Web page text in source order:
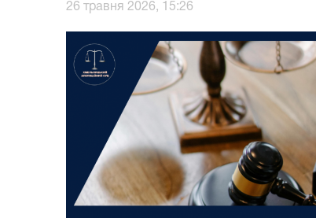
26 травня 2026, 15:26